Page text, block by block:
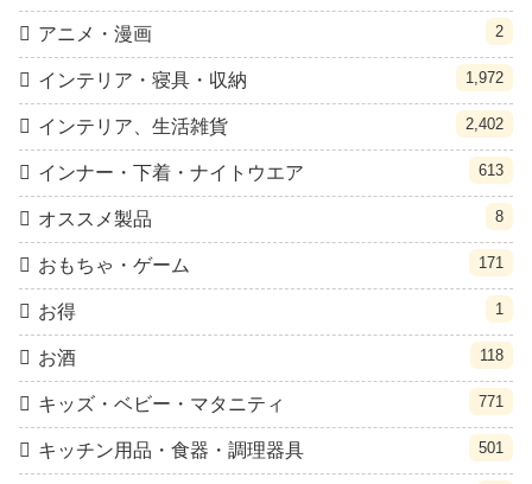
アニメ・漫画 2
インテリア・寝具・収納 1,972
インテリア、生活雑貨 2,402
インナー・下着・ナイトウエア 613
オススメ製品 8
おもちゃ・ゲーム 171
お得 1
お酒 118
キッズ・ベビー・マタニティ 771
キッチン用品・食器・調理器具 501